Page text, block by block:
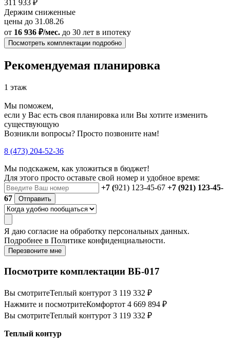
311 933 ₽
Держим сниженные
цены до 31.08.26
от 16 936 ₽/мес. до 30 лет в ипотеку
Посмотреть комплектации подробно
Рекомендуемая планировка
1 этаж
Мы поможем,
если у Вас есть своя планировка или Вы хотите изменить
существующую
Возникли вопросы? Просто позвоните нам!
8 (473) 204-52-36
Мы подскажем, как уложиться в бюджет!
Для этого просто оставьте свой номер и удобное время:
+7 (921) 123-45-67 +7 (921) 123-45-
67
Отправить
Я даю согласие на обработку персональных данных.
Подробнее в Политике конфиденциальности.
Перезвоните мне
Посмотрите комплектации ВБ-017
Вы смотритеТеплый контурот 3 119 332 ₽
Нажмите и посмотритеКомфортот 4 669 894 ₽
Вы смотритеТеплый контурот 3 119 332 ₽
Теплый контур